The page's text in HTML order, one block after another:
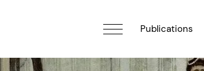
Publications